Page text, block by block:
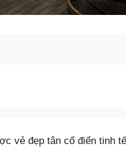
vẻ đẹp tân cổ điển tinh